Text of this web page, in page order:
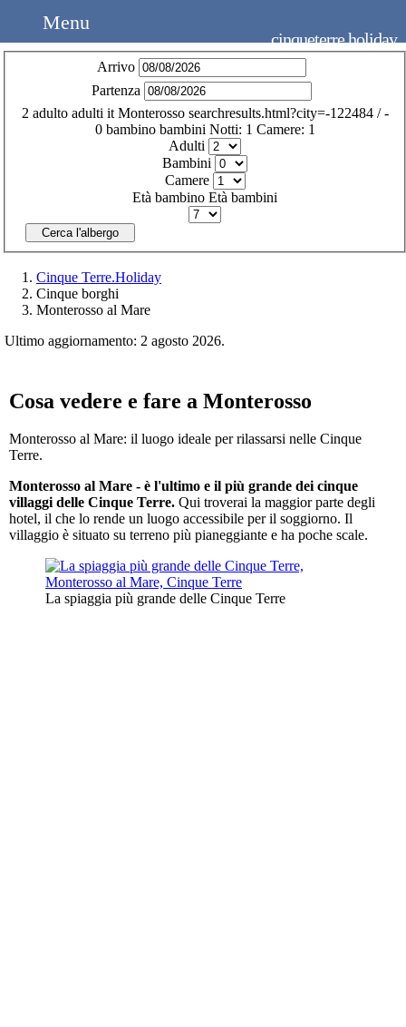
Menu
cinqueterre.holiday
Arrivo
Partenza
2 adulto adulti it Monterosso searchresults.html?city=-122484 / -
0 bambino bambini Notti: 1 Camere: 1
Adulti
Bambini
Camere
Età bambino Età bambini
Cerca l'albergo
Cinque Terre.Holiday
Cinque borghi
Monterosso al Mare
Ultimo aggiornamento: 2 agosto 2026.
Cosa vedere e fare a Monterosso
Monterosso al Mare: il luogo ideale per rilassarsi nelle Cinque
Terre.
Monterosso al Mare - è l'ultimo e il più grande dei cinque
villaggi delle Cinque Terre. Qui troverai la maggior parte degli
hotel, il che lo rende un luogo accessibile per il soggiorno. Il
villaggio è situato su terreno più pianeggiante e ha poche scale.
La spiaggia più grande delle Cinque Terre